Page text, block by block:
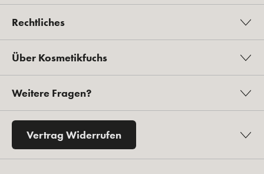
Rechtliches
Über Kosmetikfuchs
Weitere Fragen?
Vertrag Widerrufen